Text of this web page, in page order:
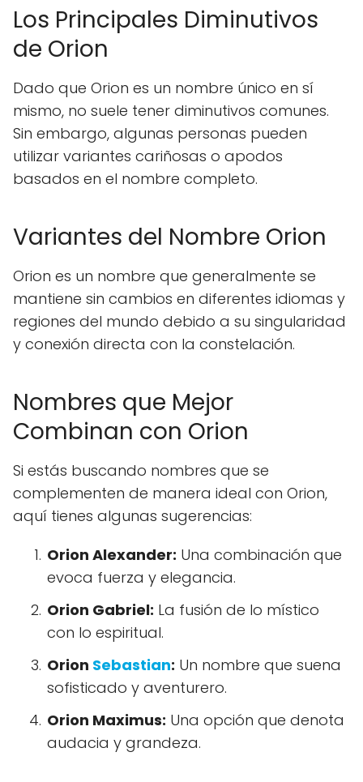
Los Principales Diminutivos
de Orion
Dado que Orion es un nombre único en sí
mismo, no suele tener diminutivos comunes.
Sin embargo, algunas personas pueden
utilizar variantes cariñosas o apodos
basados en el nombre completo.
Variantes del Nombre Orion
Orion es un nombre que generalmente se
mantiene sin cambios en diferentes idiomas y
regiones del mundo debido a su singularidad
y conexión directa con la constelación.
Nombres que Mejor
Combinan con Orion
Si estás buscando nombres que se
complementen de manera ideal con Orion,
aquí tienes algunas sugerencias:
Orion Alexander: Una combinación que
evoca fuerza y elegancia.
Orion Gabriel: La fusión de lo místico
con lo espiritual.
Orion Sebastian: Un nombre que suena
sofisticado y aventurero.
Orion Maximus: Una opción que denota
audacia y grandeza.